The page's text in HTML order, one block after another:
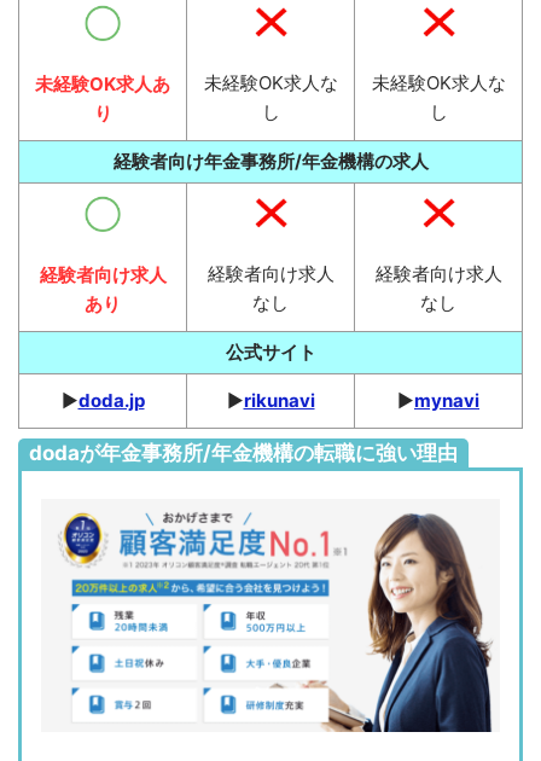
未経験OK求人あ
り
未経験OK求人な
し
未経験OK求人な
し
経験者向け年金事務所/年金機構の求人
経験者向け求人
あり
経験者向け求人
なし
経験者向け求人
なし
公式サイト
▶︎doda.jp ▶︎rikunavi ▶︎mynavi
dodaが年金事務所/年金機構の転職に強い理由